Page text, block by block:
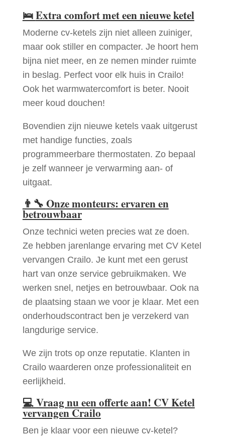
🛌Extra comfort met een nieuwe ketel
Moderne cv-ketels zijn niet alleen zuiniger,
maar ook stiller en compacter. Je hoort hem
bijna niet meer, en ze nemen minder ruimte
in beslag. Perfect voor elk huis in Crailo!
Ook het warmwatercomfort is beter. Nooit
meer koud douchen!
Bovendien zijn nieuwe ketels vaak uitgerust
met handige functies, zoals
programmeerbare thermostaten. Zo bepaal
je zelf wanneer je verwarming aan- of
uitgaat.
👨‍🔧 Onze monteurs: ervaren en
betrouwbaar
Onze technici weten precies wat ze doen.
Ze hebben jarenlange ervaring met CV Ketel
vervangen Crailo. Je kunt met een gerust
hart van onze service gebruikmaken. We
werken snel, netjes en betrouwbaar. Ook na
de plaatsing staan we voor je klaar. Met een
onderhoudscontract ben je verzekerd van
langdurige service.
We zijn trots op onze reputatie. Klanten in
Crailo waarderen onze professionaliteit en
eerlijkheid.
💻Vraag nu een offerte aan! CV Ketel
vervangen Crailo
Ben je klaar voor een nieuwe cv-ketel?